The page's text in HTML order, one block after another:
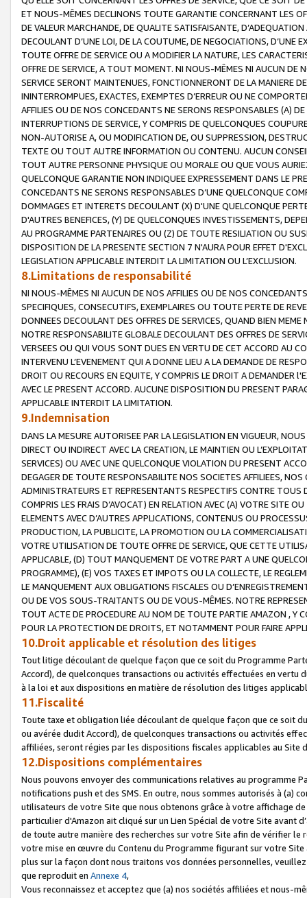
ET NOUS-MÊMES DECLINONS TOUTE GARANTIE CONCERNANT LES
DE VALEUR MARCHANDE, DE QUALITE SATISFAISANTE,
DECOULANT D’UNE LOI, DE LA COUTUME, DE NEGOCIATIONS, D’UNE
TOUTE OFFRE DE SERVICE OU A MODIFIER LA NATURE, LES
OFFRE DE SERVICE, A TOUT MOMENT. NI NOUS-MÊMES NI AUCUN DE
SERVICE SERONT MAINTENUES, FONCTIONNERONT DE LA MANIERE
ININTERROMPUES, EXACTES, EXEMPTES D’ERREUR OU NE
AFFILIES OU DE NOS CONCEDANTS NE SERONS RESPONSABLES (A)
INTERRUPTIONS DE SERVICE, Y COMPRIS DE QUELCONQUES
NON-AUTORISE A, OU MODIFICATION DE, OU SUPPRESSION,
TEXTE OU TOUT AUTRE INFORMATION OU CONTENU. AUCUN
TOUT AUTRE PERSONNE PHYSIQUE OU MORALE OU QUE VOUS
QUELCONQUE GARANTIE NON INDIQUEE EXPRESSEMENT DANS LE
CONCEDANTS NE SERONS RESPONSABLES D’UNE QUELCONQUE
DOMMAGES ET INTERETS DECOULANT (X) D'UNE QUELCONQUE
D'AUTRES BENEFICES, (Y) DE QUELCONQUES INVESTISSEMENTS,
AU PROGRAMME PARTENAIRES OU (Z) DE TOUTE RESILIATION OU
DISPOSITION DE LA PRESENTE SECTION 7 N'AURA POUR EFFET
LEGISLATION APPLICABLE INTERDIT LA LIMITATION OU L’EXCLUSION.
8.Limitations de responsabilité
NI NOUS-MÊMES NI AUCUN DE NOS AFFILIES OU DE NOS
SPECIFIQUES, CONSECUTIFS, EXEMPLAIRES OU TOUTE PERTE DE
DONNEES DECOULANT DES OFFRES DE SERVICES, QUAND BIEN
NOTRE RESPONSABILITE GLOBALE DECOULANT DES OFFRES DE
VERSEES OU QUI VOUS SONT DUES EN VERTU DE CET ACCORD AU
INTERVENU L’EVENEMENT QUI A DONNE LIEU A LA DEMANDE DE
DROIT OU RECOURS EN EQUITE, Y COMPRIS LE DROIT A DEMANDER
AVEC LE PRESENT ACCORD. AUCUNE DISPOSITION DU PRESENT
APPLICABLE INTERDIT LA LIMITATION.
9.Indemnisation
DANS LA MESURE AUTORISEE PAR LA LEGISLATION EN VIGUEUR,
DIRECT OU INDIRECT AVEC LA CREATION, LE MAINTIEN OU
SERVICES) OU AVEC UNE QUELCONQUE VIOLATION DU PRESENT
DEGAGER DE TOUTE RESPONSABILITE NOS SOCIETES AFFILIEES,
ADMINISTRATEURS ET REPRESENTANTS RESPECTIFS CONTRE
COMPRIS LES FRAIS D’AVOCAT) EN RELATION AVEC (A) VOTRE SITE
ELEMENTS AVEC D’AUTRES APPLICATIONS, CONTENUS OU
PRODUCTION, LA PUBLICITE, LA PROMOTION OU LA
VOTRE UTILISATION DE TOUTE OFFRE DE SERVICE, QUE CETTE
APPLICABLE, (D) TOUT MANQUEMENT DE VOTRE PART A UNE
PROGRAMME), (E) VOS TAXES ET IMPOTS OU LA COLLECTE, LE
LE MANQUEMENT AUX OBLIGATIONS FISCALES OU
OU DE VOS SOUS-TRAITANTS OU DE VOUS-MÊMES. NOTRE
TOUT ACTE DE PROCEDURE AU NOM DE TOUTE PARTIE AMAZON , Y
POUR LA PROTECTION DE DROITS, ET NOTAMMENT POUR FAIRE
10.Droit applicable et résolution des litiges
Tout litige découlant de quelque façon que ce soit du Programme
Accord), de quelconques transactions ou activités effectuées en vertu
à la loi et aux dispositions en matière de résolution des litiges
11.Fiscalité
Toute taxe et obligation liée découlant de quelque façon que ce soit
ou avérée dudit Accord), de quelconques transactions ou activités
affiliées, seront régies par les dispositions fiscales applicables au Site
12.Dispositions complémentaires
Nous pouvons envoyer des communications relatives au programme
notifications push et des SMS. En outre, nous sommes autorisés à
utilisateurs de votre Site que nous obtenons grâce à votre affichage
particulier d'Amazon ait cliqué sur un Lien Spécial de votre Site avant
de toute autre manière des recherches sur votre Site afin de vérifier
votre mise en œuvre du Contenu du Programme figurant sur votre
plus sur la façon dont nous traitons vos données personnelles,
que reproduit en Annexe 4,
Vous reconnaissez et acceptez que (a) nos sociétés affiliées et nous-